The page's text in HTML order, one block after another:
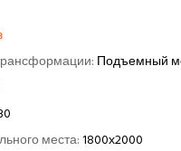
Подъемный
места:1800х2000